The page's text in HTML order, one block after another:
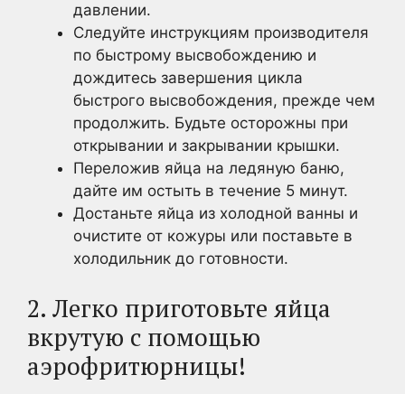
давлении.
Следуйте инструкциям производителя
по быстрому высвобождению и
дождитесь завершения цикла
быстрого высвобождения, прежде чем
продолжить. Будьте осторожны при
открывании и закрывании крышки.
Переложив яйца на ледяную баню,
дайте им остыть в течение 5 минут.
Достаньте яйца из холодной ванны и
очистите от кожуры или поставьте в
холодильник до готовности.
2. Легко приготовьте яйца
вкрутую с помощью
аэрофритюрницы!